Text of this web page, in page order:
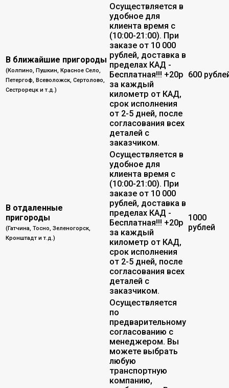
В ближайшие пригороды
(Колпино, Пушкин, Красное Село,
Петергоф, Всеволожск, Сертолово,
Сестрорецк и т.д.)
Осуществляется в
удобное для
клиента время с
(10:00-21:00). При
заказе от 10 000
рублей, доставка в
пределах КАД -
Бесплатная!!! +20р
за каждый
километр от КАД,
срок исполнения
от 2-5 дней, после
согласования всех
деталей с
заказчиком.
600
В отдаленные
пригороды
(Гатчина, Тосно, Зеленогорск,
Кронштадт и т.д.)
Осуществляется в
удобное для
клиента время с
(10:00-21:00). При
заказе от 10 000
рублей, доставка в
пределах КАД -
Бесплатная!!! +20р
за каждый
километр от КАД,
срок исполнения
от 2-5 дней, после
согласования всех
деталей с
заказчиком.
1000
рублей
Осуществляется
по
предварительному
согласованию с
менеджером. Вы
можете выбрать
любую
транспортную
компанию,